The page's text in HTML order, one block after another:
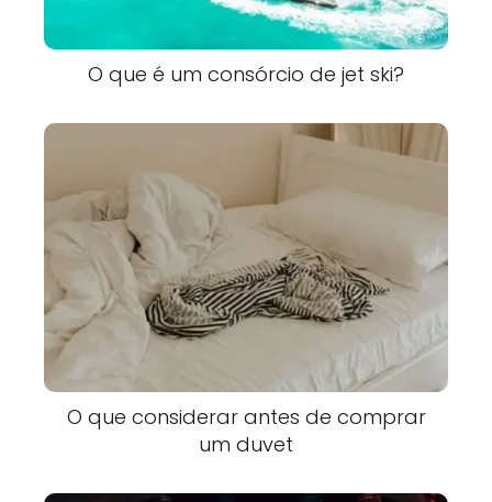
O que é um consórcio de jet ski?
O que considerar antes de comprar
um duvet